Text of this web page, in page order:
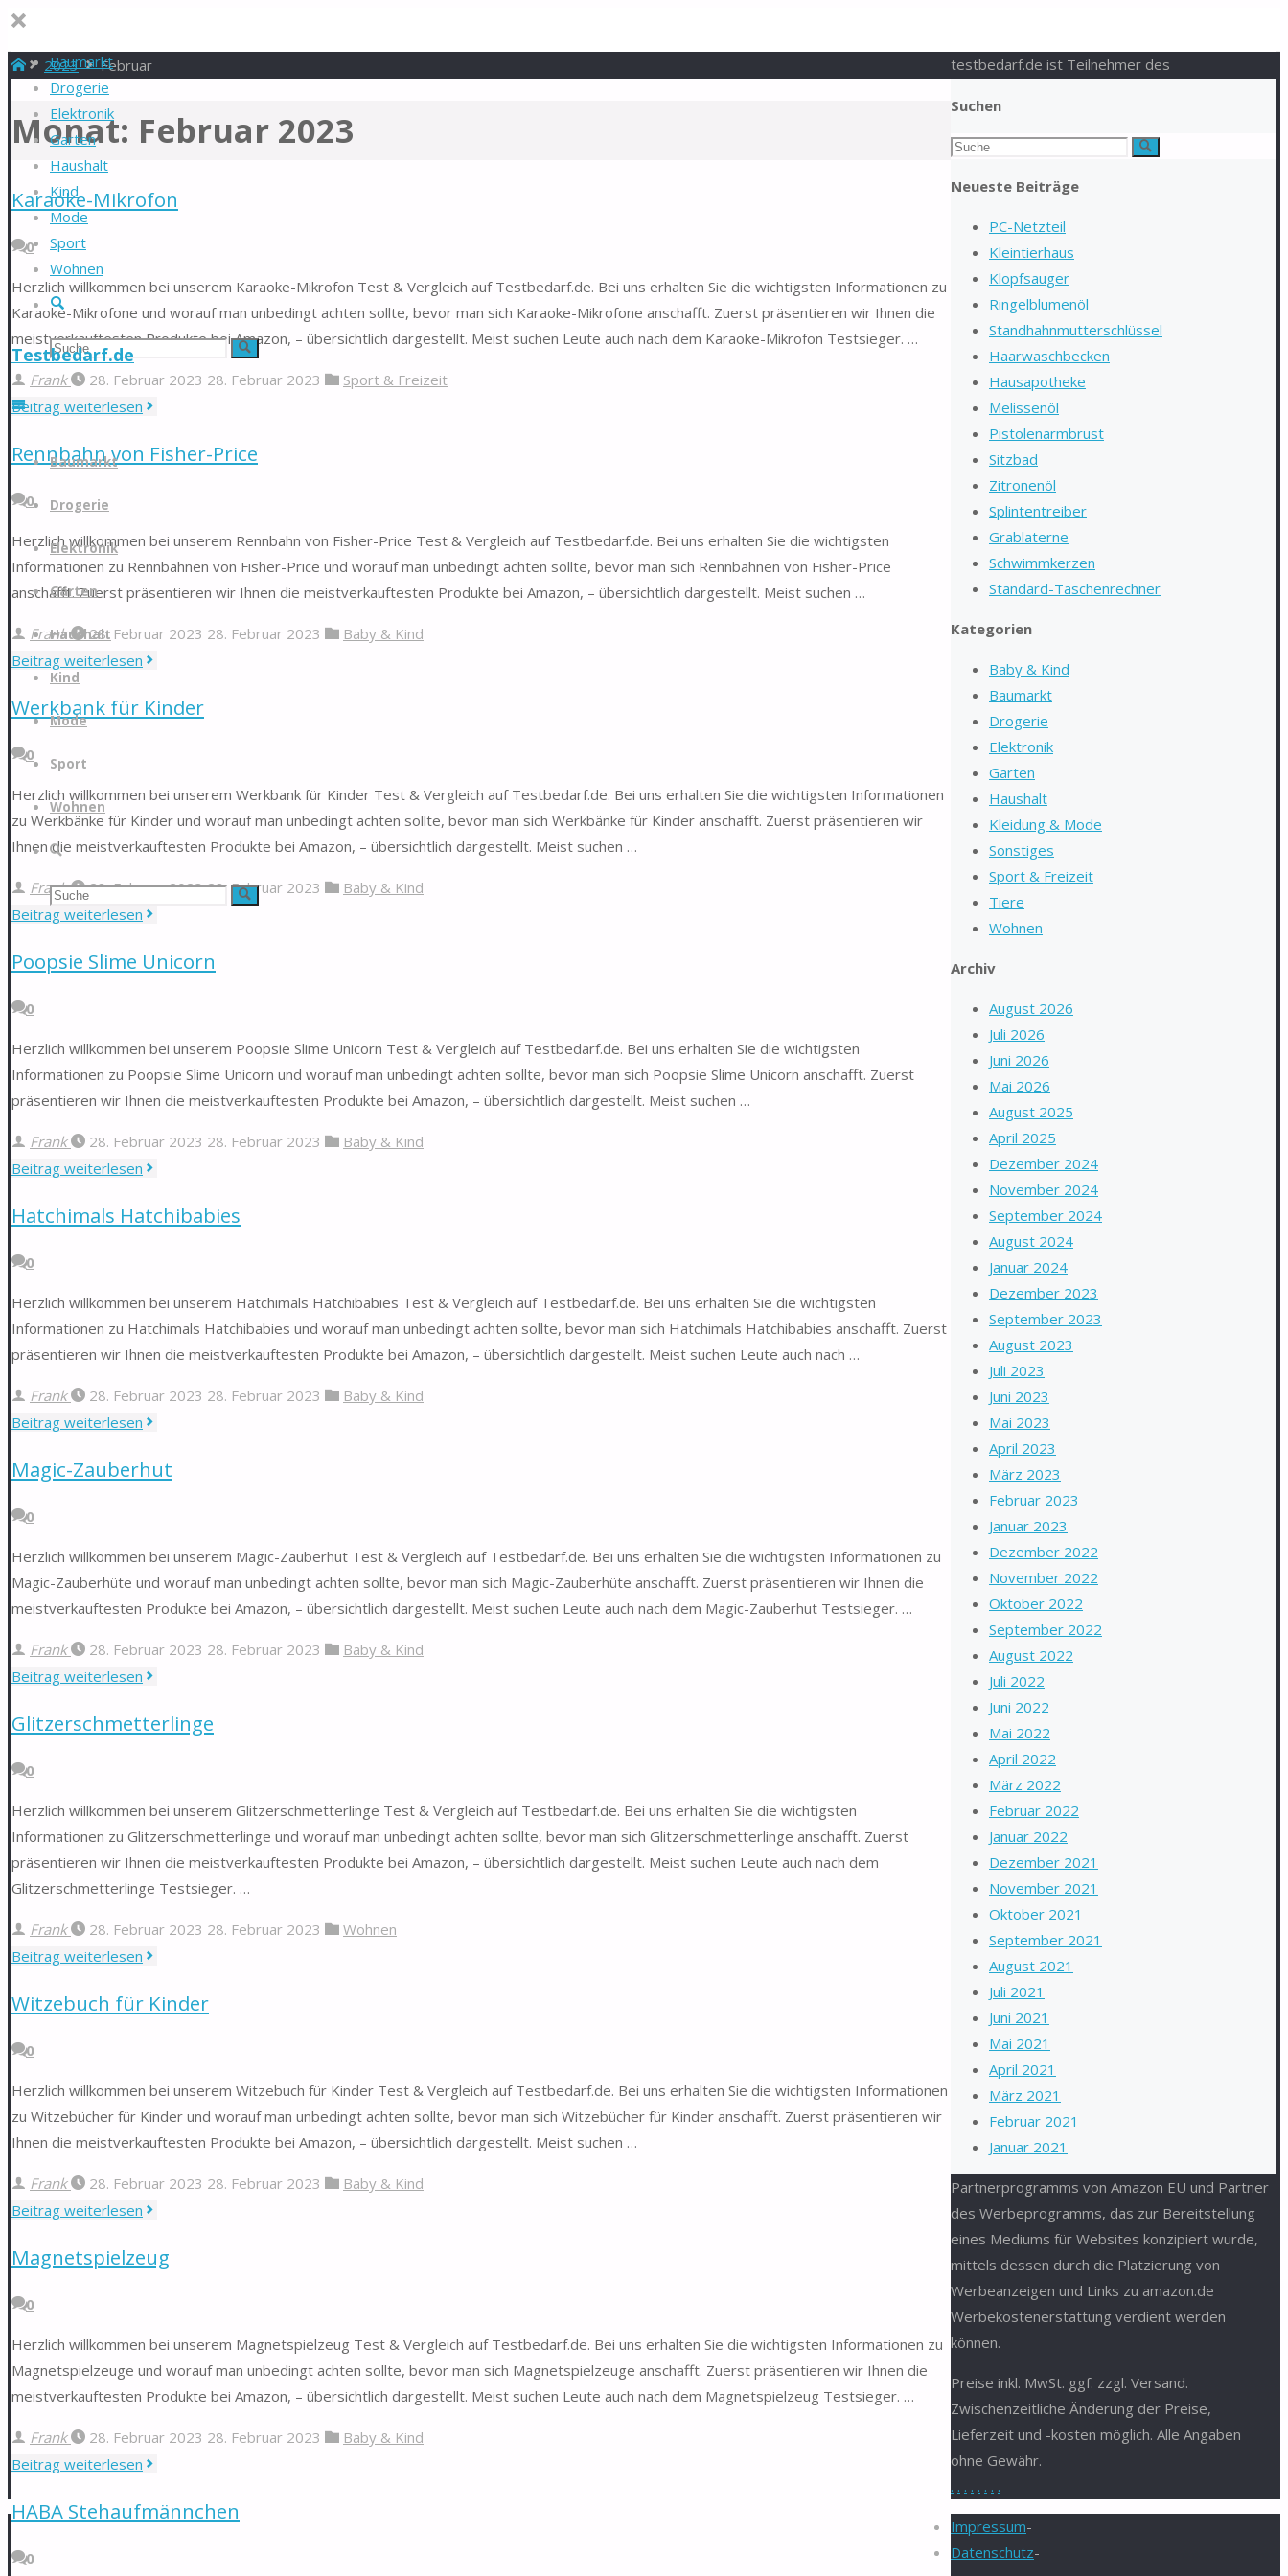
Baumarkt
Drogerie
Elektronik
Garten
Haushalt
Kind
Mode
Sport
Wohnen
Suche
Suchen
nach:
Suche
Testbedarf.de
Zum
springen
Baumarkt
Drogerie
Elektronik
Garten
Haushalt
Kind
Mode
Sport
Wohnen
Suche
Suchen Suche
Start2023 Februar
Monat: Februar 2023
Karaoke-Mikrofon
0
Herzlich willkommen bei unserem Karaoke-Mikrofon Test & Vergleich auf Testbedarf.de. Bei uns erhalten Sie die wichtigsten Informationen zu
Karaoke-Mikrofone und worauf man unbedingt achten sollte, bevor man sich Karaoke-Mikrofone anschafft. Zuerst präsentieren wir Ihnen die
meistverkauftesten Produkte bei Amazon, – übersichtlich dargestellt. Meist suchen Leute auch nach dem Karaoke-Mikrofon Testsieger. …
Frank 28. Februar 2023 28. Februar 2023
Sport & Freizeit
Beitrag weiterlesen "Karaoke-
Rennbahn von Fisher-Price
0
Herzlich willkommen bei unserem Rennbahn von Fisher-Price Test & Vergleich auf Testbedarf.de. Bei uns erhalten Sie die wichtigsten
Informationen zu Rennbahnen von Fisher-Price und worauf man unbedingt achten sollte, bevor man sich Rennbahnen von Fisher-Price
anschafft. Zuerst präsentieren wir Ihnen die meistverkauftesten Produkte bei Amazon, – übersichtlich dargestellt. Meist suchen …
Frank 28. Februar 2023 28. Februar 2023
Baby & Kind
Beitrag weiterlesen "Rennbahn
Fisher-
Werkbank für Kinder
0
Herzlich willkommen bei unserem Werkbank für Kinder Test & Vergleich auf Testbedarf.de. Bei uns erhalten Sie die wichtigsten Informationen
zu Werkbänke für Kinder und worauf man unbedingt achten sollte, bevor man sich Werkbänke für Kinder anschafft. Zuerst präsentieren wir
Ihnen die meistverkauftesten Produkte bei Amazon, – übersichtlich dargestellt. Meist suchen …
Frank 28. Februar 202328. Februar 2023
Baby & Kind
Beitrag weiterlesen "Werkbank
Kinder"
Poopsie Slime Unicorn
0
Herzlich willkommen bei unserem Poopsie Slime Unicorn Test & Vergleich auf Testbedarf.de. Bei uns erhalten Sie die wichtigsten
Informationen zu Poopsie Slime Unicorn und worauf man unbedingt achten sollte, bevor man sich Poopsie Slime Unicorn anschafft. Zuerst
präsentieren wir Ihnen die meistverkauftesten Produkte bei Amazon, – übersichtlich dargestellt. Meist suchen …
Frank 28. Februar 2023 28. Februar 2023
Baby & Kind
Beitrag weiterlesen "Poopsie
Unicorn"
Hatchimals Hatchibabies
0
Herzlich willkommen bei unserem Hatchimals Hatchibabies Test & Vergleich auf Testbedarf.de. Bei uns erhalten Sie die wichtigsten
Informationen zu Hatchimals Hatchibabies und worauf man unbedingt achten sollte, bevor man sich Hatchimals Hatchibabies anschafft. Zuerst
präsentieren wir Ihnen die meistverkauftesten Produkte bei Amazon, – übersichtlich dargestellt. Meist suchen Leute auch nach …
Frank 28. Februar 2023 28. Februar 2023
Baby & Kind
Beitrag weiterlesen "Hatchimals
Magic-Zauberhut
0
Herzlich willkommen bei unserem Magic-Zauberhut Test & Vergleich auf Testbedarf.de. Bei uns erhalten Sie die wichtigsten Informationen zu
Magic-Zauberhüte und worauf man unbedingt achten sollte, bevor man sich Magic-Zauberhüte anschafft. Zuerst präsentieren wir Ihnen die
meistverkauftesten Produkte bei Amazon, – übersichtlich dargestellt. Meist suchen Leute auch nach dem Magic-Zauberhut Testsieger. …
Frank 28. Februar 2023 28. Februar 2023
Baby & Kind
Beitrag weiterlesen "Magic-
Glitzerschmetterlinge
0
Herzlich willkommen bei unserem Glitzerschmetterlinge Test & Vergleich auf Testbedarf.de. Bei uns erhalten Sie die wichtigsten
Informationen zu Glitzerschmetterlinge und worauf man unbedingt achten sollte, bevor man sich Glitzerschmetterlinge anschafft. Zuerst
präsentieren wir Ihnen die meistverkauftesten Produkte bei Amazon, – übersichtlich dargestellt. Meist suchen Leute auch nach dem
Glitzerschmetterlinge Testsieger. …
Frank 28. Februar 2023 28. Februar 2023
Wohnen
Beitrag weiterlesen "Glitzerschmetterlinge"
Witzebuch für Kinder
0
Herzlich willkommen bei unserem Witzebuch für Kinder Test & Vergleich auf Testbedarf.de. Bei uns erhalten Sie die wichtigsten Informationen
zu Witzebücher für Kinder und worauf man unbedingt achten sollte, bevor man sich Witzebücher für Kinder anschafft. Zuerst präsentieren wir
Ihnen die meistverkauftesten Produkte bei Amazon, – übersichtlich dargestellt. Meist suchen …
Frank 28. Februar 2023 28. Februar 2023
Baby & Kind
Beitrag weiterlesen "Witzebuch
Kinder"
Magnetspielzeug
0
Herzlich willkommen bei unserem Magnetspielzeug Test & Vergleich auf Testbedarf.de. Bei uns erhalten Sie die wichtigsten Informationen zu
Magnetspielzeuge und worauf man unbedingt achten sollte, bevor man sich Magnetspielzeuge anschafft. Zuerst präsentieren wir Ihnen die
meistverkauftesten Produkte bei Amazon, – übersichtlich dargestellt. Meist suchen Leute auch nach dem Magnetspielzeug Testsieger. …
Frank 28. Februar 2023 28. Februar 2023
Baby & Kind
Beitrag weiterlesen "Magnetspielzeug"
HABA Stehaufmännchen
0
Suchen
Suchen
Suche
Neueste Beiträge
PC-Netzteil
Kleintierhaus
Klopfsauger
Ringelblumenöl
Standhahnmutterschlüssel
Haarwaschbecken
Hausapotheke
Melissenöl
Pistolenarmbrust
Sitzbad
Zitronenöl
Splintentreiber
Grablaterne
Schwimmkerzen
Standard-Taschenrechner
Kategorien
Baby & Kind
Baumarkt
Drogerie
Elektronik
Garten
Haushalt
Kleidung & Mode
Sonstiges
Sport & Freizeit
Tiere
Wohnen
Archiv
August 2026
Juli 2026
Juni 2026
Mai 2026
August 2025
April 2025
Dezember 2024
November 2024
September 2024
August 2024
Januar 2024
Dezember 2023
September 2023
August 2023
Juli 2023
Juni 2023
Mai 2023
April 2023
März 2023
Februar 2023
Januar 2023
Dezember 2022
November 2022
Oktober 2022
September 2022
August 2022
Juli 2022
Juni 2022
Mai 2022
April 2022
März 2022
Februar 2022
Januar 2022
Dezember 2021
November 2021
Oktober 2021
September 2021
August 2021
Juli 2021
Juni 2021
Mai 2021
April 2021
März 2021
Februar 2021
Januar 2021
testbedarf.de ist Teilnehmer des
Partnerprogramms von Amazon EU und Partner
des Werbeprogramms, das zur Bereitstellung
eines Mediums für Websites konzipiert wurde,
mittels dessen durch die Platzierung von
Werbeanzeigen und Links zu amazon.de
Werbekostenerstattung verdient werden
können.
Preise inkl. MwSt. ggf. zzgl. Versand.
Zwischenzeitliche Änderung der Preise,
Lieferzeit und -kosten möglich. Alle Angaben
ohne Gewähr.
. . . . . . . .
Impressum-
Datenschutz-